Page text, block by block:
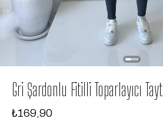
Gri Şardonlu Fitilli Toparlayıcı Tayt
₺169,90